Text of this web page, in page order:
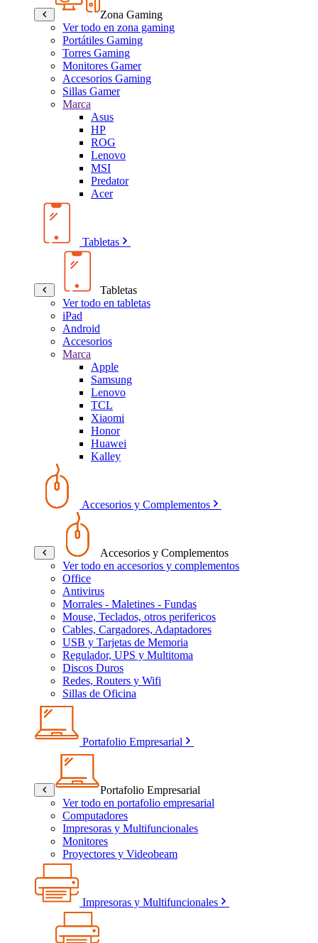
Zona Gaming
Ver todo en zona gaming
Portátiles Gaming
Torres Gaming
Monitores Gamer
Accesorios Gaming
Sillas Gamer
Marca
Asus
HP
ROG
Lenovo
MSI
Predator
Acer
Tabletas
Tabletas
Ver todo en tabletas
iPad
Android
Accesorios
Marca
Apple
Samsung
Lenovo
TCL
Xiaomi
Honor
Huawei
Kalley
Accesorios y Complementos
Accesorios y Complementos
Ver todo en accesorios y complementos
Office
Antivirus
Morrales - Maletines - Fundas
Mouse, Teclados, otros perifericos
Cables, Cargadores, Adaptadores
USB y Tarjetas de Memoria
Regulador, UPS y Multitoma
Discos Duros
Redes, Routers y Wifi
Sillas de Oficina
Portafolio Empresarial
Portafolio Empresarial
Ver todo en portafolio empresarial
Computadores
Impresoras y Multifuncionales
Monitores
Proyectores y Videobeam
Impresoras y Multifuncionales